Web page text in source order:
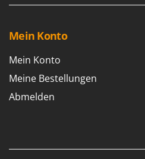
W
Wasserpumpen
Wein- und Ölschichtenfilter
Weitere Produkte
KitchenAid
L
Laica
Lampacrescia - MGM
Landxcape
Linea VZ
Mein Konto
Mein Konto
Meine Bestellungen
Abmelden